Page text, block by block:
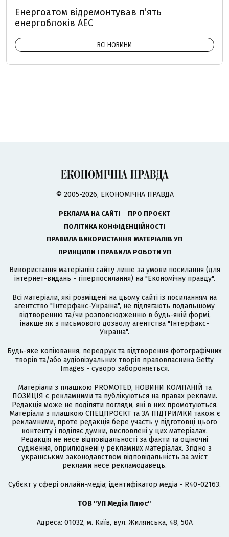
Енергоатом відремонтував п’ять
енергоблоків АЕС
ВСІ НОВИНИ
© 2005-2026, ЕКОНОМІЧНА ПРАВДА
РЕКЛАМА НА САЙТІ
ПРО ПРОЄКТ
ПОЛІТИКА КОНФІДЕНЦІЙНОСТІ
ПРАВИЛА ВИКОРИСТАННЯ МАТЕРІАЛІВ УП
ПРИНЦИПИ І ПРАВИЛА РОБОТИ УП
Використання матеріалів сайту лише за умови посилання (для
інтернет-видань - гіперпосилання) на "Економічну правду".
Всі матеріали, які розміщені на цьому сайті із посиланням на
агентство "Інтерфакс-Україна", не підлягають подальшому
відтворенню та/чи розповсюдженню в будь-якій формі,
інакше як з письмового дозволу агентства "Інтерфакс-
Україна".
Будь-яке копіювання, передрук та відтворення фотографічних
творів та/або аудіовізуальних творів правовласника Getty
Images - суворо забороняється.
Матеріали з плашкою PROMOTED, НОВИНИ КОМПАНІЙ та
ПОЗИЦІЯ є рекламними та публікуються на правах реклами.
Редакція може не поділяти погляди, які в них промотуються.
Матеріали з плашкою СПЕЦПРОЄКТ та ЗА ПІДТРИМКИ також є
рекламними, проте редакція бере участь у підготовці цього
контенту і поділяє думки, висловлені у цих матеріалах.
Редакція не несе відповідальності за факти та оціночні
судження, оприлюднені у рекламних матеріалах. Згідно з
українським законодавством відповідальність за зміст
реклами несе рекламодавець.
Cубєкт у сфері онлайн-медіа; ідентифікатор медіа - R40-02163.
ТОВ "УП Медіа Плюс"
Адреса: 01032, м. Київ, вул. Жилянська, 48, 50А